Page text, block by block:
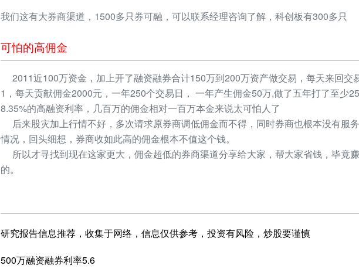
我们这有大券商渠道，1500多只券可融，可以联系经理咨询了解，科创板有300多只
可怕的高佣金
2011近100万资金，加上开了融资融券合计150万到200万资产做交易，每天来回交
1，每天贡献佣金2000元，一年250个交易日， 一年产生佣金50万,做了五年打了至少
8.35%的高融资利率，几百万的佣金相对一百万本金来说太可怕人了
后来股灾加上行情不好，多次请求原券商调低佣金而不得，同时券商也根本没有服
情况，回头细想，券商收如此高的佣金根本不值这个钱。
所以才寻找到现在这家更大，佣金超低的券商渠道分享给大家，帮大家省钱，毕竟
的。
研究报告信息推荐，收集于网络，信息仅供参考，投资有风险，炒股要谨慎
500万融资融券利率5.6